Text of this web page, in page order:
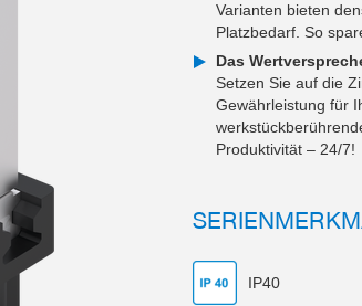
Varianten bieten
Platzbedarf. So
Das
Setzen Sie auf die
Gewährleistung für
Produktivität – 24/7!
IP40